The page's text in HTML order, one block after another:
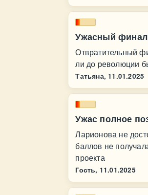
Ужасный финал
Отвратительный
ли до революции
Татьяна, 11.01.2025
Ужас полное
Ларионова не
баллов не
проекта
Гость, 11.01.2025